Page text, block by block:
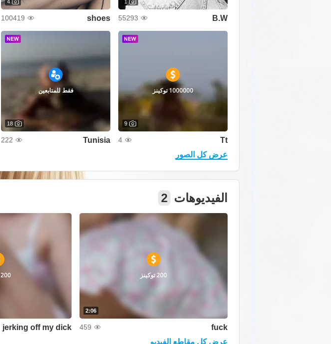
1
B.W
55293
4
shoes
100419
1000000 توكينز
9
Tt
4
فقط للمتابعين
18
Tunisia
222
عرض كل الصور
الفيديوهات 2
2:06
200 توكينز
fuck
459
200 توكينز
jerking off my dick
عرض كل مقاطع الفيديو